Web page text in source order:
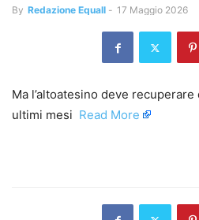
By Redazione Equall - 17 Maggio 2026
Ma l’altoatesino deve
ultimi mesi ​ Read More